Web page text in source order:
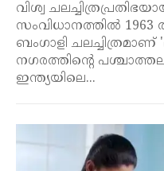
വിശ്വ
സംവിധാനത്തിൽ 1963
ബംഗാളി
നഗരത്തിന്റെ
ഇന്ത്യയിലെ...